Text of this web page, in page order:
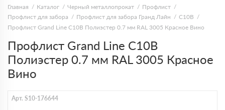
Главная Каталог Черный металлопрокат
Профлист
Профлист для забора
Профлист для забора Гранд Лайн
С10В
Профлист Grand Line С10В Полиэстер 0.7 мм RAL 3005 Красное Вино
Профлист Grand Line С10В
Полиэстер 0.7 мм RAL 3005 Красное
Вино
Арт. S10-176644